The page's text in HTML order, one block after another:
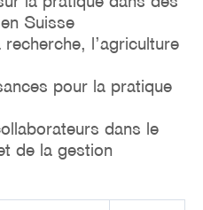
Suisse
l’agriculture
pour la pratique
dans le
de la gestion